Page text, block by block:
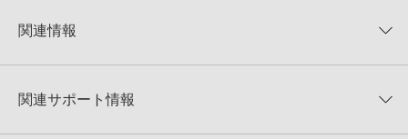
★5
★4
★1
0%
KONTAKTフォーマットは、
でお使いいただけます。無償版のKONTAKT PLAYERではお使いい
4GBを超えるデータに関するご注意：
FAT32でフォーマットされた
関連情報
50%OFF！サマーセール！
関連サポート情報